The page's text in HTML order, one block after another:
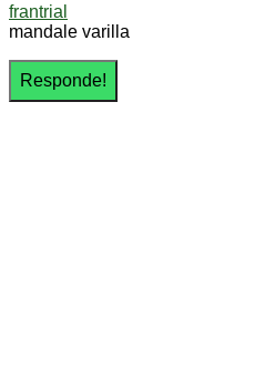
frantrial
mandale varilla